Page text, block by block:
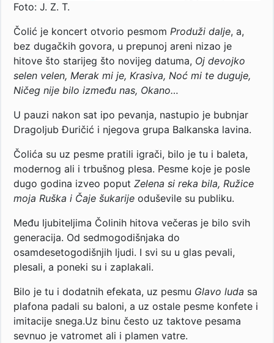
Foto: J. Z. T.
Čolić je koncert otvorio pesmom Produži dalje, a,
bez dugačkih govora, u prepunoj areni nizao je
hitove što starijeg što novijeg datuma, Oj devojko
selen velen, Merak mi je, Krasiva, Noć mi te duguje,
Ničeg nije bilo između nas, Okano…
U pauzi nakon sat ipo pevanja, nastupio je bubnjar
Dragoljub Đuričić i njegova grupa Balkanska lavina.
Čolića su uz pesme pratili igrači, bilo je tu i baleta,
modernog ali i trbušnog plesa. Pesme koje je posle
dugo godina izveo poput Zelena si reka bila, Ružice
moja Ruška i Čaje šukarije oduševile su publiku.
Među ljubiteljima Čolinih hitova večeras je bilo svih
generacija. Od sedmogodišnjaka do
osamdesetogodišnjih ljudi. I svi su u glas pevali,
plesali, a poneki su i zaplakali.
Bilo je tu i dodatnih efekata, uz pesmu Glavo luda sa
plafona padali su baloni, a uz ostale pesme konfete i
imitacije snega.Uz binu često uz taktove pesama
sevnuo je vatromet ali i plamen vatre.